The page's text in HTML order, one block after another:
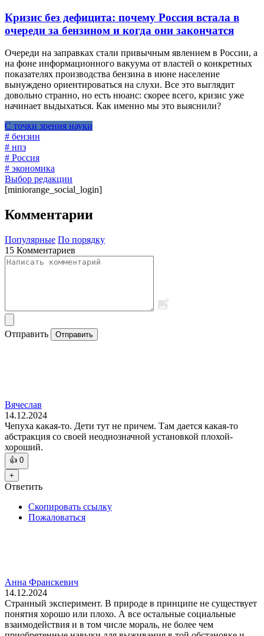
Кризис без дефицита: почему Россия встала в
очереди за бензином и когда они закончатся
Очереди на заправках стали привычным явлением в России, а
на фоне информационного вакуума от властей о конкретных
показателях производства бензина в июне население
вынуждено ориентироваться на слухи. Все это выглядит
довольно странно, но есть нюанс: скорее всего, кризис уже
начинает выдыхаться. Как именно мы это выяснили?
С точки зрения науки
# бензин
# нпз
# Россия
# экономика
Выбор редакции
[miniorange_social_login]
Комментарии
Популярные По порядку
15 Комментариев
Отправить Отправить
Вячеслав
14.12.2024
Чепуха какая-то. Дети тут не причем. Там дается какая-то
абстракция со своей неоднозначной установкой плохой-
хороший.
👍 0
+
Ответить
Скопировать ссылку
Пожаловаться
Анна Франскевич
14.12.2024
Странный эксперимент. В природе в принципе не существует
понятия хорошо или плохо. А все остальные социальные
взаимодействия и в том числе мораль, не более чем